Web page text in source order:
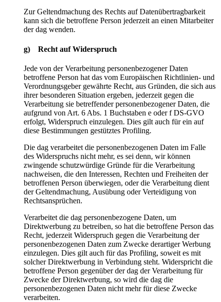
Zur Geltendmachung des Rechts auf Datenübertragbarkeit
kann sich die betroffene Person jederzeit an einen Mitarbeiter
der dag wenden.
g) Recht auf Widerspruch
Jede von der Verarbeitung personenbezogener Daten
betroffene Person hat das vom Europäischen Richtlinien- und
Verordnungsgeber gewährte Recht, aus Gründen, die sich aus
ihrer besonderen Situation ergeben, jederzeit gegen die
Verarbeitung sie betreffender personenbezogener Daten, die
aufgrund von Art. 6 Abs. 1 Buchstaben e oder f DS-GVO
erfolgt, Widerspruch einzulegen. Dies gilt auch für ein auf
diese Bestimmungen gestütztes Profiling.
Die dag verarbeitet die personenbezogenen Daten im Falle
des Widerspruchs nicht mehr, es sei denn, wir können
zwingende schutzwürdige Gründe für die Verarbeitung
nachweisen, die den Interessen, Rechten und Freiheiten der
betroffenen Person überwiegen, oder die Verarbeitung dient
der Geltendmachung, Ausübung oder Verteidigung von
Rechtsansprüchen.
Verarbeitet die dag personenbezogene Daten, um
Direktwerbung zu betreiben, so hat die betroffene Person das
Recht, jederzeit Widerspruch gegen die Verarbeitung der
personenbezogenen Daten zum Zwecke derartiger Werbung
einzulegen. Dies gilt auch für das Profiling, soweit es mit
solcher Direktwerbung in Verbindung steht. Widerspricht die
betroffene Person gegenüber der dag der Verarbeitung für
Zwecke der Direktwerbung, so wird die dag die
personenbezogenen Daten nicht mehr für diese Zwecke
verarbeiten.